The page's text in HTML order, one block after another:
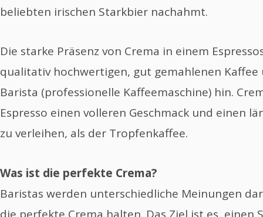
beliebten irischen Starkbier nachahmt.
Die starke Präsenz von Crema in einem
qualitativ hochwertigen, gut gemahlenen Kaffee
Barista (professionelle Kaffeemaschine) hin.
Espresso einen volleren Geschmack und einen
zu verleihen, als der Tropfenkaffee.
Was ist die perfekte Crema?
Baristas werden unterschiedliche Meinungen
die perfekte Crema halten. Das Ziel ist es, einen